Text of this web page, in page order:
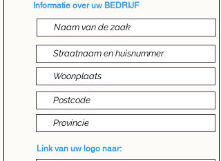
Informatie over uw BEDRIJF
Link van uw logo naar: